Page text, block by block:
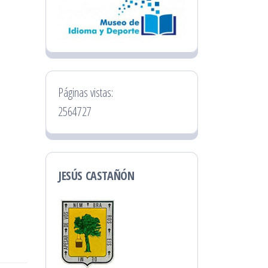
Páginas vistas:
2564727
JESÚS CASTAÑÓN